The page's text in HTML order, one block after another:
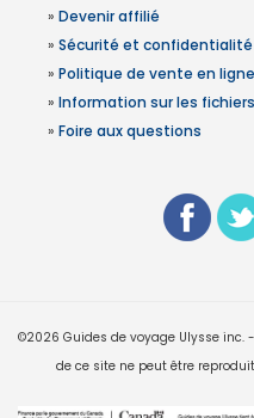
» Devenir affilié
» Sécurité et confidentialité
» Politique de vente en ligne
» Information sur les
» Foire aux questions
©2026 Guides de voyage Ulysse inc.
de ce site ne peut être